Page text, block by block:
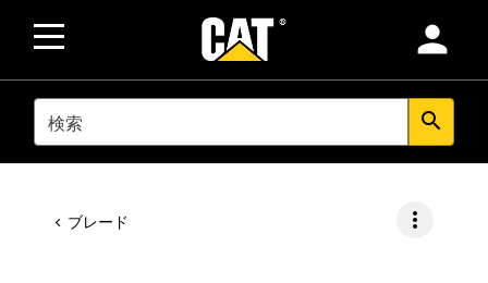
person
SEARCH search
ブレード more_vert